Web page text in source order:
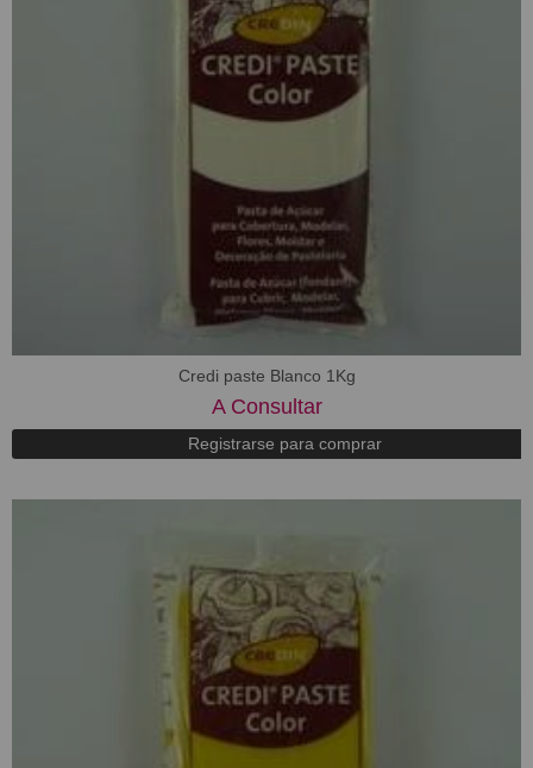
Credi paste Blanco 1Kg
A Consultar
Registrarse para comprar